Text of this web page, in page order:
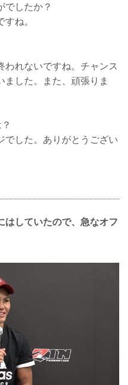
したか？
ね。
れないですね。チャンス
ました。また、頑張りま
した。ありがとうござい
はしていたので、急なオフ